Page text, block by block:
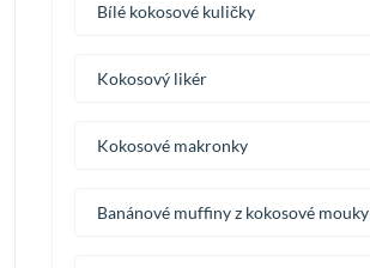
Bílé kokosové kuličky
Kokosový likér
Kokosové makronky
Banánové muffiny z kokosové mouky